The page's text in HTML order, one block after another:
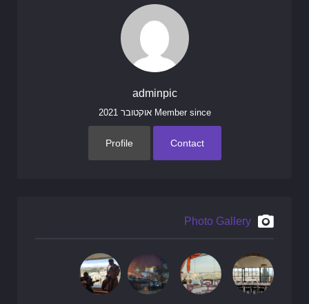
adminpic
Member since אוקטובר 2021
Contact
Profile
Photo Gallery